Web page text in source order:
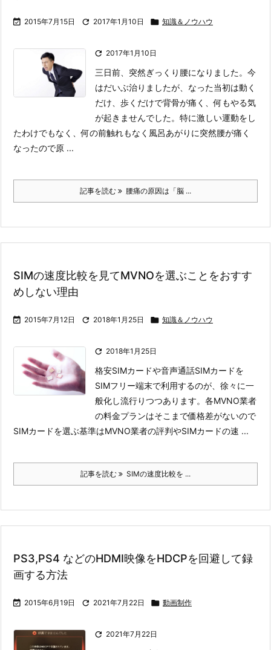
 2015年7月15日  2017年1月10日  知識＆ノウハウ
 2017年1月10日
三日前、突然ぎっくり腰になりました。今
はだいぶ治りましたが、なった当初は動く
だけ、歩くだけで背骨が痛く、何もやる気
が起きませんでした。特に激しい運動をし
たわけでもなく、何の前触れもなく風呂あがりに突然腰が痛く
なったので原 ...
記事を読む 腰痛の原因は「脳 ...
SIMの速度比較を見てMVNOを選ぶことをおすす
めしない理由
 2015年7月12日  2018年1月25日  知識＆ノウハウ
 2018年1月25日
格安SIMカードや音声通話SIMカードを
SIMフリー端末で利用するのが、徐々に一
般化し流行りつつあります。各MVNO業者
の料金プランはそこまで価格差がないので
SIMカードを選ぶ基準はMVNO業者の評判やSIMカードの速 ...
記事を読む SIMの速度比較を ...
PS3,PS4 などのHDMI映像をHDCPを回避して録
画する方法
 2015年6月19日  2021年7月22日  動画制作
 2021年7月22日